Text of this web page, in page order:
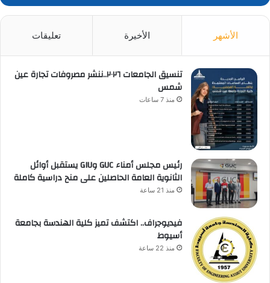
الأشهر الأخيرة تعليقات
تنسيق الجامعات ٢٠٢٦..ننشر مصروفات تجارة عين
شمس
منذ 7 ساعات
رئيس مجلس أمناء GUC وGIU يستقبل أوائل
الثانوية العامة الحاصلين على منح دراسية كاملة
منذ 21 ساعة
فيديوجراف.. اكتشف تميز كلية الهندسة بجامعة
أسيوط
منذ 22 ساعة